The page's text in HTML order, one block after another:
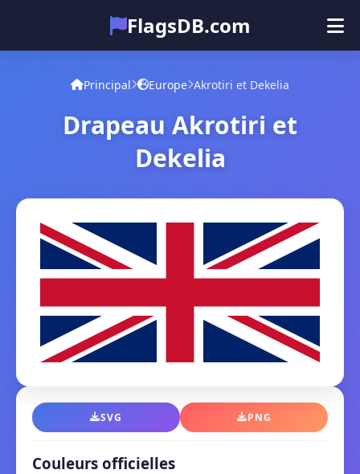
FlagsDB.com
Principal
Quiz
Principal Europe Akrotiri et Dekelia
Drapeau Akrotiri et
Dekelia
SVG PNG
Couleurs officielles